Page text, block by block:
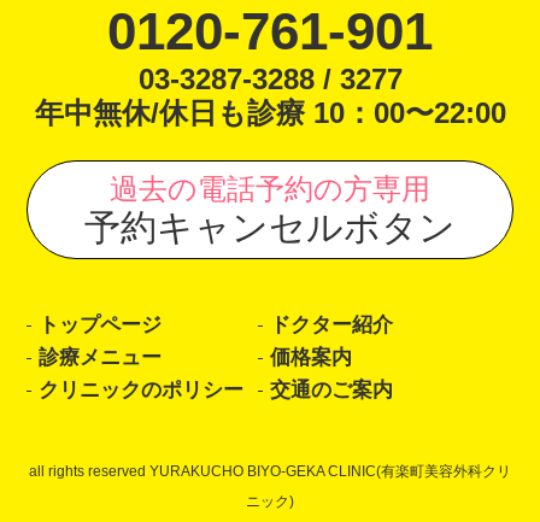
0120-761-901
03-3287-3288 / 3277
年中無休/休日も診療 10：00〜22:00
過去の電話予約の方専用
予約キャンセルボタン
トップページ
ドクター紹介
診療メニュー
価格案内
クリニックのポリシー
交通のご案内
all rights reserved YURAKUCHO BIYO-GEKA CLINIC(有楽町美容外科クリ
ニック)